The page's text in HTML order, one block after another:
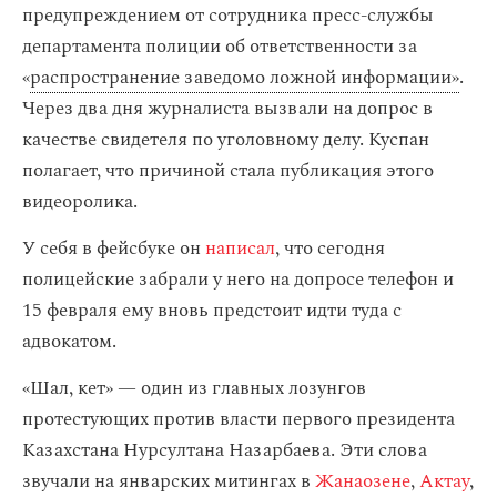
предупреждением от сотрудника пресс-службы
департамента полиции об ответственности за
«распространение заведомо ложной информации».
Через два дня журналиста вызвали на допрос в
качестве свидетеля по уголовному делу. Куспан
полагает, что причиной стала публикация этого
видеоролика.
У себя в фейсбуке он написал, что сегодня
полицейские забрали у него на допросе телефон и
15 февраля ему вновь предстоит идти туда с
адвокатом.
«Шал, кет» — один из главных лозунгов
протестующих против власти первого президента
Казахстана Нурсултана Назарбаева. Эти слова
звучали на январских митингах вЖанаозене,Актау,